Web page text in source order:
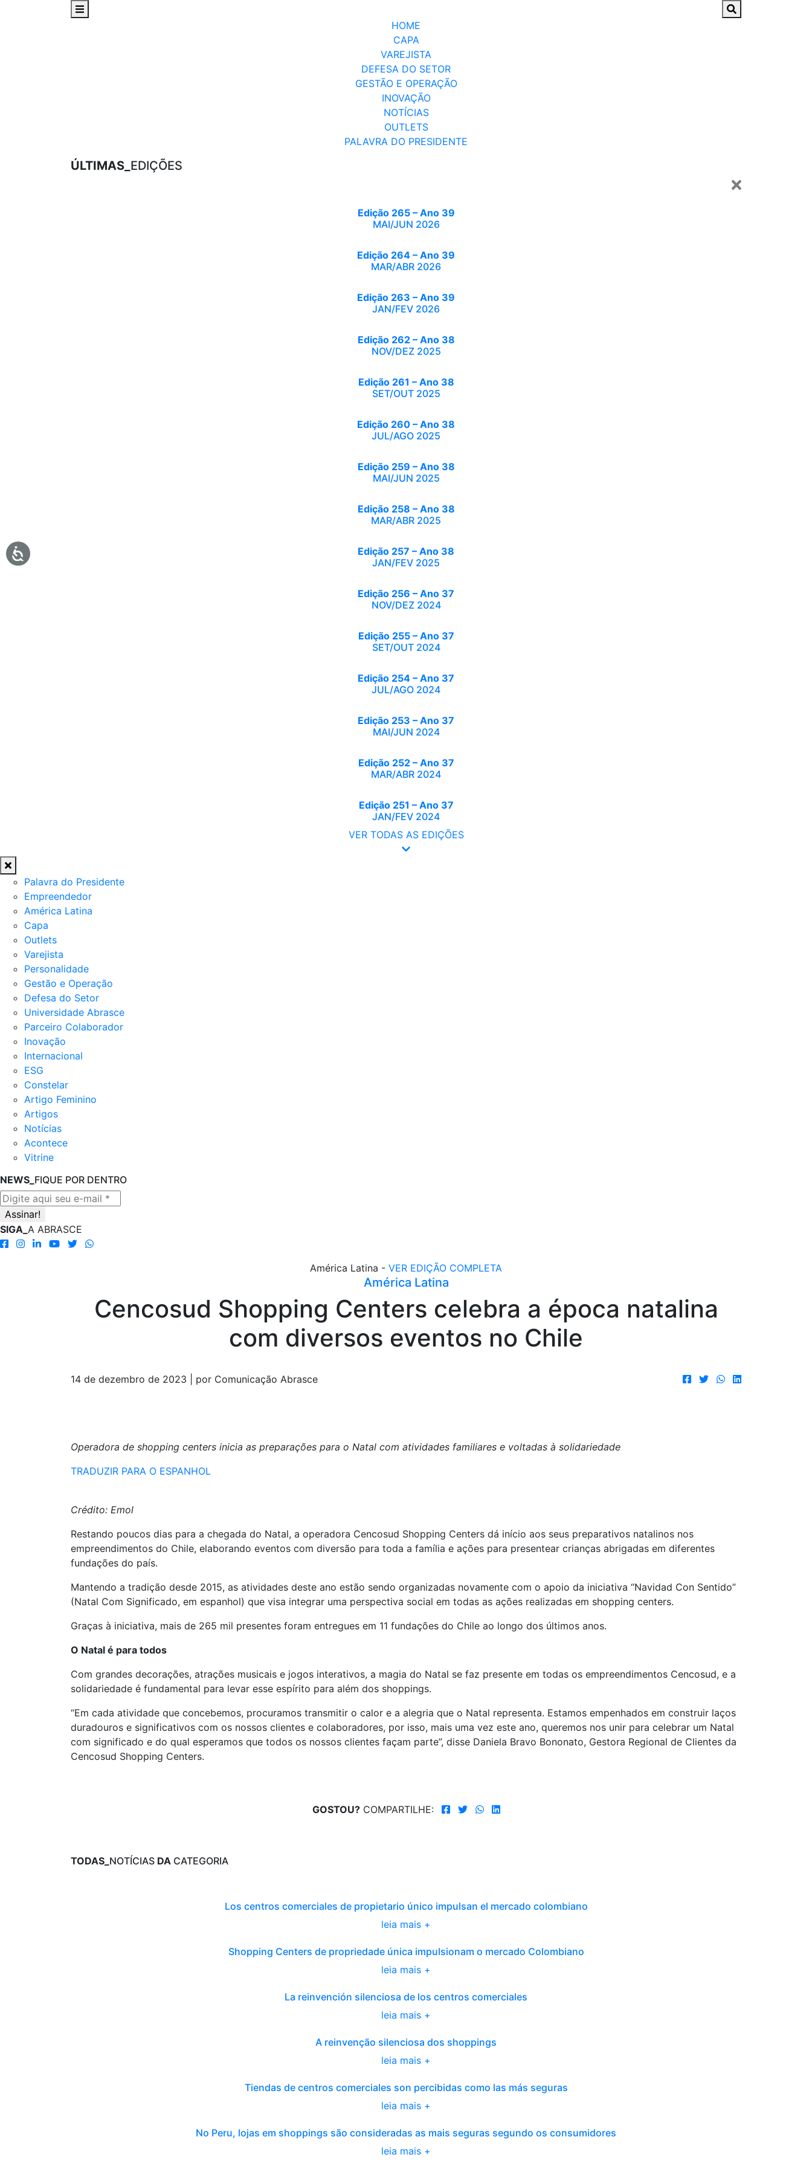
HOME
CAPA
VAREJISTA
DEFESA DO SETOR
GESTÃO E OPERAÇÃO
INOVAÇÃO
NOTÍCIAS
OUTLETS
PALAVRA DO PRESIDENTE
ÚLTIMAS_ EDIÇÕES
Edição 265 – Ano 39
MAI/JUN 2026
Edição 264 – Ano 39
MAR/ABR 2026
Edição 263 – Ano 39
JAN/FEV 2026
Edição 262 – Ano 38
NOV/DEZ 2025
Edição 261 – Ano 38
SET/OUT 2025
Edição 260 – Ano 38
JUL/AGO 2025
Edição 259 – Ano 38
MAI/JUN 2025
Edição 258 – Ano 38
MAR/ABR 2025
Edição 257 – Ano 38
JAN/FEV 2025
Edição 256 – Ano 37
NOV/DEZ 2024
Edição 255 – Ano 37
SET/OUT 2024
Edição 254 – Ano 37
JUL/AGO 2024
Edição 253 – Ano 37
MAI/JUN 2024
Edição 252 – Ano 37
MAR/ABR 2024
Edição 251 – Ano 37
JAN/FEV 2024
VER TODAS AS EDIÇÕES
Palavra do Presidente
Empreendedor
América Latina
Capa
Outlets
Varejista
Personalidade
Gestão e Operação
Defesa do Setor
Universidade Abrasce
Parceiro Colaborador
Inovação
Internacional
ESG
Constelar
Artigo Feminino
Artigos
Notícias
Acontece
Vitrine
NEWS_ FIQUE POR DENTRO
SIGA_ A ABRASCE
América Latina - VER EDIÇÃO COMPLETA
América Latina
Cencosud Shopping Centers celebra a época natalina
com diversos eventos no Chile
14 de dezembro de 2023 | por Comunicação Abrasce
Operadora de shopping centers inicia as preparações para o Natal com atividades familiares e voltadas à solidariedade
TRADUZIR PARA O ESPANHOL
Crédito: Emol
Restando poucos dias para a chegada do Natal, a operadora Cencosud Shopping Centers dá início aos seus preparativos natalinos nos
empreendimentos do Chile, elaborando eventos com diversão para toda a família e ações para presentear crianças abrigadas em diferentes
fundações do país.
Mantendo a tradição desde 2015, as atividades deste ano estão sendo organizadas novamente com o apoio da iniciativa “Navidad Con Sentido”
(Natal Com Significado, em espanhol) que visa integrar uma perspectiva social em todas as ações realizadas em shopping centers.
Graças à iniciativa, mais de 265 mil presentes foram entregues em 11 fundações do Chile ao longo dos últimos anos.
O Natal é para todos
Com grandes decorações, atrações musicais e jogos interativos, a magia do Natal se faz presente em todas os empreendimentos Cencosud, e a
solidariedade é fundamental para levar esse espírito para além dos shoppings.
“Em cada atividade que concebemos, procuramos transmitir o calor e a alegria que o Natal representa. Estamos empenhados em construir laços
duradouros e significativos com os nossos clientes e colaboradores, por isso, mais uma vez este ano, queremos nos unir para celebrar um Natal
com significado e do qual esperamos que todos os nossos clientes façam parte”, disse Daniela Bravo Bononato, Gestora Regional de Clientes da
Cencosud Shopping Centers.
GOSTOU?COMPARTILHE:
TODAS_ NOTÍCIAS DA CATEGORIA
Los centros comerciales de propietario único impulsan el mercado colombiano
leia mais +
Shopping Centers de propriedade única impulsionam o mercado Colombiano
leia mais +
La reinvención silenciosa de los centros comerciales
leia mais +
A reinvenção silenciosa dos shoppings
leia mais +
Tiendas de centros comerciales son percibidas como las más seguras
leia mais +
No Peru, lojas em shoppings são consideradas as mais seguras segundo os consumidores
leia mais +